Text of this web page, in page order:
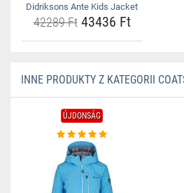
Didriksons Ante Kids Jacket
42289 Ft43436 Ft
INNE PRODUKTY Z KATEGORII
ÚJDONSÁG